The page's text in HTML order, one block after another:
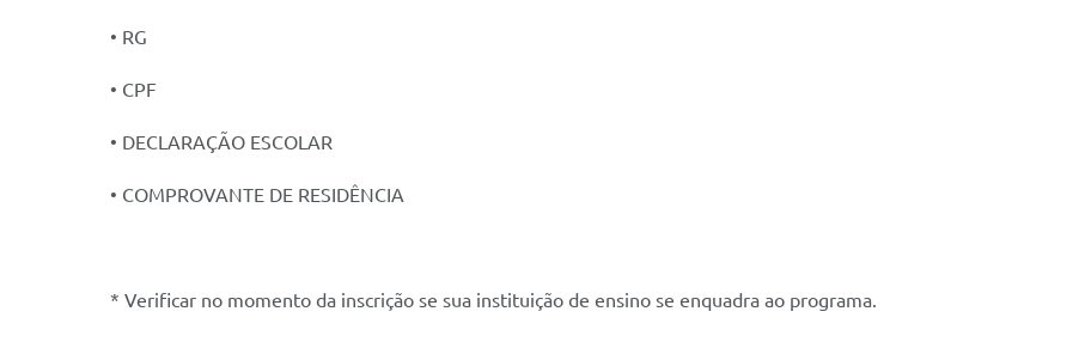
• RG
• CPF
• DECLARAÇÃO ESCOLAR
• COMPROVANTE DE RESIDÊNCIA
* Verificar no momento da inscrição se sua instituição de ensino se enquadra ao programa.